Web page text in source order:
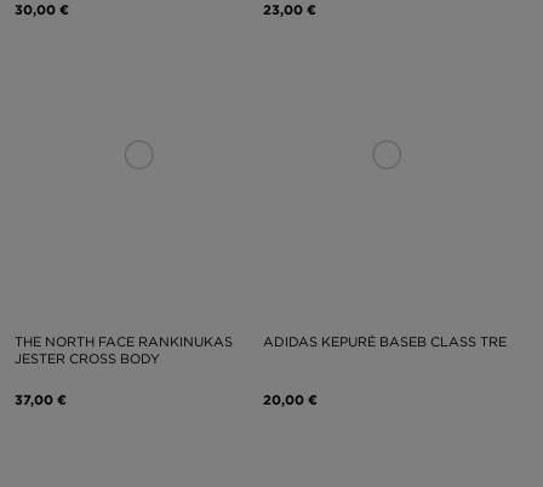
30,00 € 23,00 €
THE NORTH FACE RANKINUKAS
JESTER CROSS BODY
37,00 €
ADIDAS KEPURĖ BASEB CLASS TRE
20,00 €